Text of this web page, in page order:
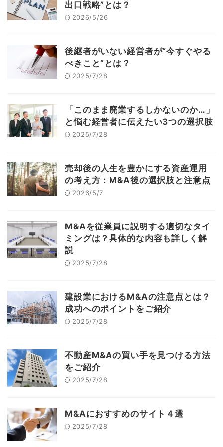
出口戦略”とは？
2026/5/26
後継者がいない経営者が“今すぐやる
べきこと”とは？
2025/7/28
「このまま廃業するしかないのか…」
と悩む経営者に伝えたい3つの選択肢
2025/7/28
売却後の人生を豊かにする資産運用
の考え方：M&A後の選択肢と注意点
2026/5/7
M&Aを従業員に説明する適切なタイ
ミングは？具体的な内容も詳しく解
説
2025/7/28
建設業におけるM&Aの注意点とは？
成功へのポイントをご紹介
2025/7/28
不動産M&Aの買い手を見つける方法
をご紹介
2025/7/28
M&Aにおすすめのサイト４選
2025/7/28